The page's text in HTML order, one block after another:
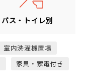
バス・トイレ別
室内洗濯機置場
家具・家電付き